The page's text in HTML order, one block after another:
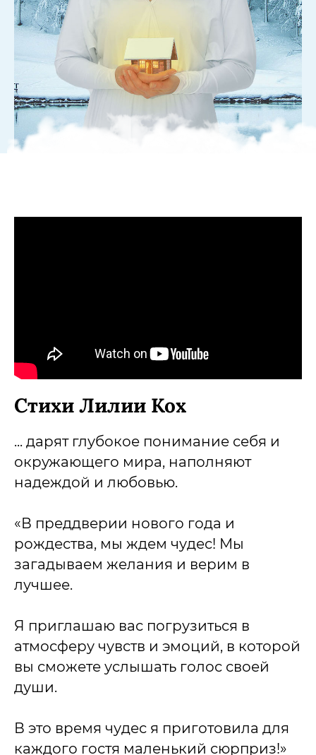
Стихи Лилии Кох
... дарят глубокое понимание себя и
окружающего мира, наполняют
надеждой и любовью.
«В преддверии нового года и
рождества, мы ждем чудес! Мы
загадываем желания и верим в
лучшее.
Я приглашаю вас погрузиться в
атмосферу чувств и эмоций, в которой
вы сможете услышать голос своей
души.
В это время чудес я приготовила для
каждого гостя маленький сюрприз!»